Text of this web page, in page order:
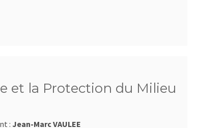
et la Protection du Milieu
: Jean-Marc VAULEE